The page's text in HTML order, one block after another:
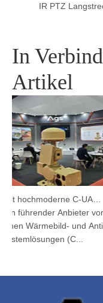
In
Artikel
Argutec stellt hochmoderne C-UAS und Wärmetechnik in Kuala Lumpur vor
führender Anbieter von
Wärmebild- und Anti-
(C...